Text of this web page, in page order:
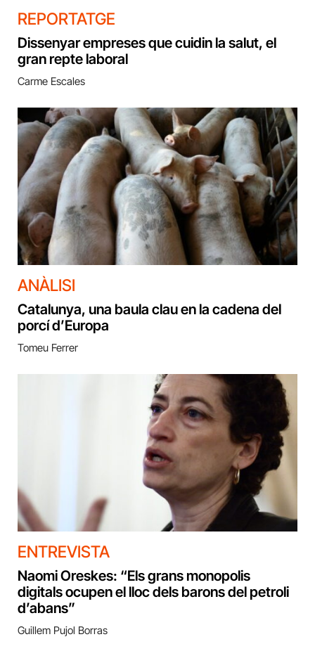
REPORTATGE
Dissenyar empreses que cuidin la salut, el
gran repte laboral
Carme Escales
ANÀLISI
Catalunya, una baula clau en la cadena del
porcí d’Europa
Tomeu Ferrer
ENTREVISTA
Naomi Oreskes: “Els grans monopolis
digitals ocupen el lloc dels barons del petroli
d’abans”
Guillem Pujol Borras